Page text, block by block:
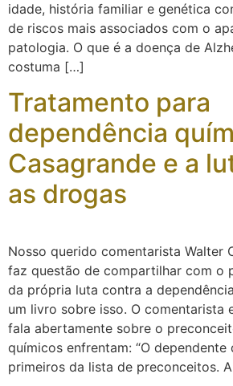
idade, história familiar e genética
de riscos mais associados com o
patologia. O que é a doença de
costuma […]
Tratamento para
dependência
Casagrande e a
as drogas
Nosso querido comentarista Walter
faz questão de compartilhar com o
da própria luta contra a
um livro sobre isso. O comentarista
fala abertamente sobre o
químicos enfrentam: “O
primeiros da lista de preconceitos.